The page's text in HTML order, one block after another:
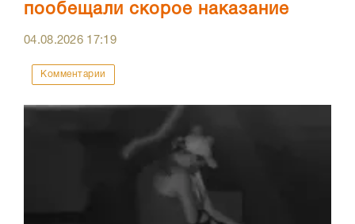
пообещали скорое наказание
04.08.2026 17:19
Комментарии